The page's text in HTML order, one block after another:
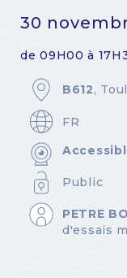
30
de 09H00 à
B612,
FR
Public
PETRE
d'essais